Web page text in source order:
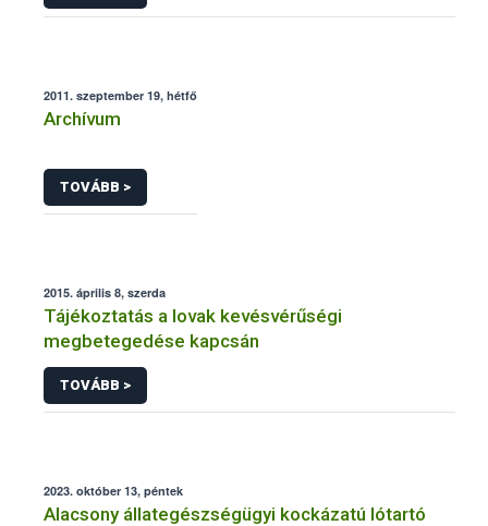
2011. szeptember 19, hétfő
Archívum
TOVÁBB >
2015. április 8, szerda
Tájékoztatás a lovak kevésvérűségi
megbetegedése kapcsán
TOVÁBB >
2023. október 13, péntek
Alacsony állategészségügyi kockázatú lótartó